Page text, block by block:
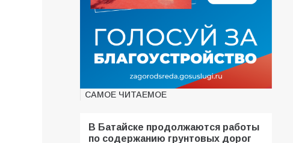
САМОЕ ЧИТАЕМОЕ
В Батайске продолжаются работы
по содержанию грунтовых дорог